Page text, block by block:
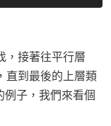
，接著往平行層
直到最後的上層類
例子，我們來看個